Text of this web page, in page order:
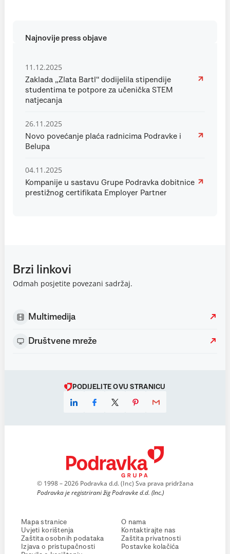
Najnovije press objave
11.12.2025
Zaklada „Zlata Bartl“ dodijelila stipendije
studentima te potpore za učenička STEM
natjecanja
26.11.2025
Novo povećanje plaća radnicima Podravke i
Belupa
04.11.2025
Kompanije u sastavu Grupe Podravka dobitnice
prestižnog certifikata Employer Partner
Brzi linkovi
Odmah posjetite povezani sadržaj.
Multimedija
Društvene mreže
PODIJELITE OVU STRANICU
© 1998 – 2026 Podravka d.d. (Inc) Sva prava pridržana
Podravka je registrirani žig Podravke d.d. (Inc.)
Mapa stranice
Uvjeti korištenja
Zaštita osobnih podataka
Izjava o pristupačnosti
O nama
Kontaktirajte nas
Zaštita privatnosti
Postavke kolačića